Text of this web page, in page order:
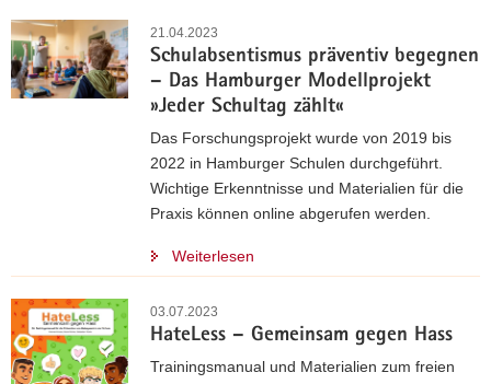
21.04.2023
Schulabsentismus präventiv begegnen
– Das Hamburger Modellprojekt
»Jeder Schultag zählt«
Das Forschungsprojekt wurde von 2019 bis
2022 in Hamburger Schulen durchgeführt.
Wichtige Erkenntnisse und Materialien für die
Praxis können online abgerufen werden.
Weiterlesen
03.07.2023
HateLess – Gemeinsam gegen Hass
Trainingsmanual und Materialien zum freien